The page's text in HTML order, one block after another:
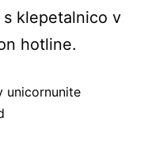
klepetalnico v
hotline.
unicornunite